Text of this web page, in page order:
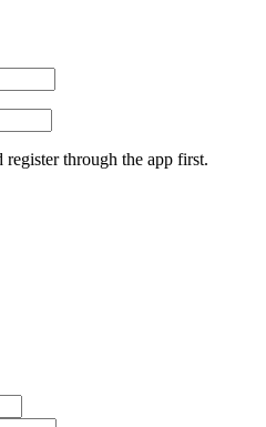
through the app first.